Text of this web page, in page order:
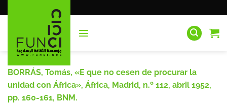
al
BORRÁS, Tomás, «E que no cesen de procurar la
unidad con África», África, Madrid, n.º 112, abril 1952,
pp. 160-161, BNM.